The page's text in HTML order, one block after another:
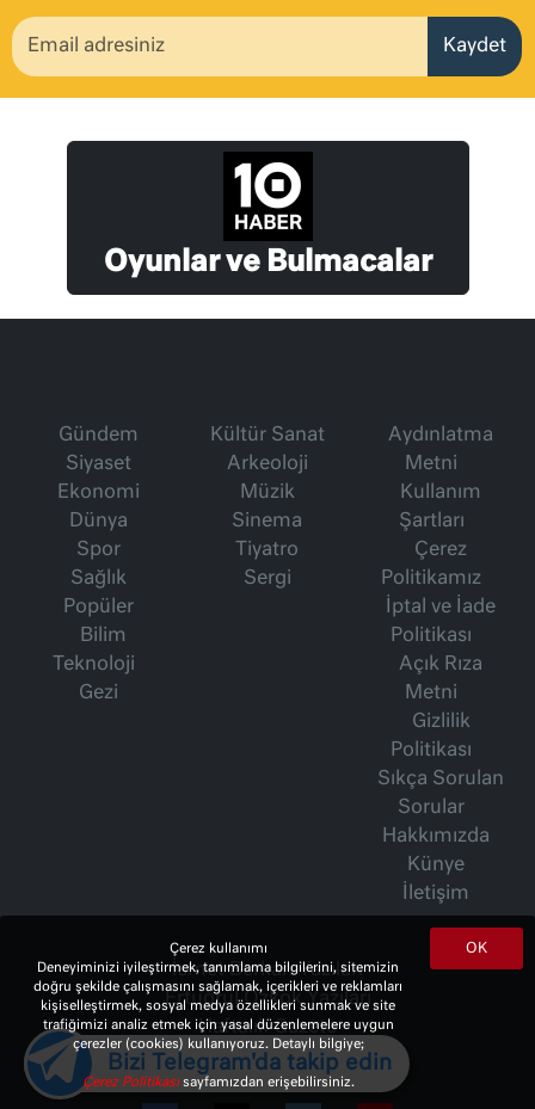
Kaydet
Oyunlar ve Bulmacalar
Gündem
Siyaset
Ekonomi
Dünya
Spor
Sağlık
Popüler
Bilim
Teknoloji
Gezi
Kültür Sanat
Arkeoloji
Müzik
Sinema
Tiyatro
Sergi
Aydınlatma
Metni
Kullanım
Şartları
Çerez
Politikamız
İptal ve İade
Politikası
Açık Rıza
Metni
Gizlilik
Politikası
Sıkça Sorulan
Sorular
Hakkımızda
Künye
İletişim
İsmet Berkan Yazıları
Ertuğrul Özkök Yazıları
Haftalık Gazete
OK
Çerez kullanımı
Deneyiminizi iyileştirmek, tanımlama bilgilerini, sitemizin
doğru şekilde çalışmasını sağlamak, içerikleri ve reklamları
kişiselleştirmek, sosyal medya özellikleri sunmak ve site
trafiğimizi analiz etmek için yasal düzenlemelere uygun
çerezler (cookies) kullanıyoruz. Detaylı bilgiye;
Çerez Politikasısayfamızdan erişebilirsiniz.
Bizi Telegram'da takip edin